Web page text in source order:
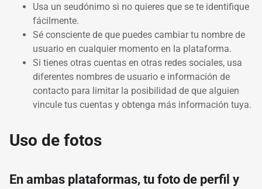
Usa un seudónimo si no quieres que se te identifique
fácilmente.
Sé consciente de que puedes cambiar tu nombre de
usuario en cualquier momento en la plataforma.
Si tienes otras cuentas en otras redes sociales, usa
diferentes nombres de usuario e información de
contacto para limitar la posibilidad de que alguien
vincule tus cuentas y obtenga más información tuya.
Uso de fotos
En ambas plataformas, tu foto de perfil y